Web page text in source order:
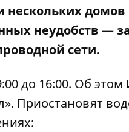
нескольких
неудобств —
сети.
до 16:00. Об этом
Приостановят